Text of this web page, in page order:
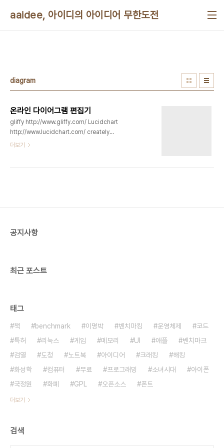
aaidee, 아이디의 아이디어 무한도전
diagram
온라인 다이어그램 편집기
gliffy http://www.gliffy.com/ Lucidchart
http://www.lucidchart.com/ creately
http://www.creately.com/ Diagramly
더보기
공지사항
최근 포스트
태그
책 benchmark 이명박 벤치마킹 운영체제
코드
특허
리눅스 게임 메모리 UI 애플
벤치마크
검열
도청 노트북 아이디어 크래킹
해킹
화성학
컴퓨터 무료 프로그래밍 소녀시대
아이폰
국정원
화폐 GPL 오픈소스 폰트
더보기
검색